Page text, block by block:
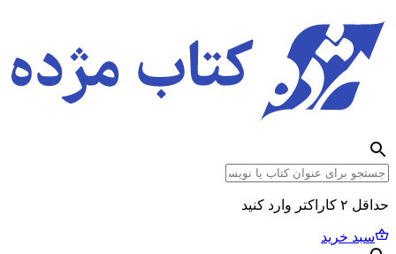
حداقل ۲ کاراکتر وارد کنید
سبد خرید